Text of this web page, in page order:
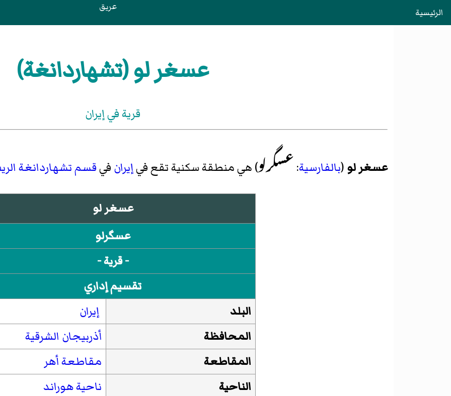
الرئيسية عريق
عسغر لو (تشهاردانغة)
قرية في إيران
عسغر لو (بالفارسية: عسگرلو) هي منطقة سكنية تقع فيإيران فيقسم تشهاردانغة
عسغر لو
عسگرلو
- قرية -
تقسيم إداري
البلد
إيران
المحافظة
أذربيجان الشرقية
المقاطعة
مقاطعة أهر
الناحية
ناحية هوراند